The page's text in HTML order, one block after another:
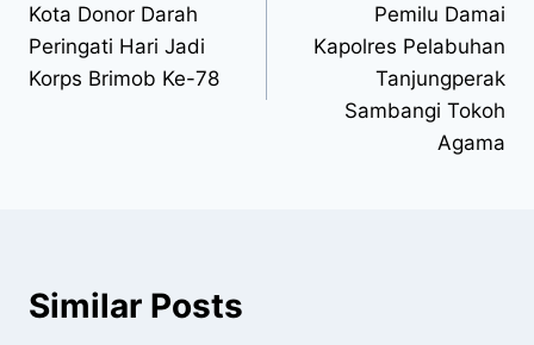
Kota Donor Darah
Peringati Hari Jadi
Korps Brimob Ke-78
Pemilu Damai
Kapolres Pelabuhan
Tanjungperak
Sambangi Tokoh
Agama
Similar Posts